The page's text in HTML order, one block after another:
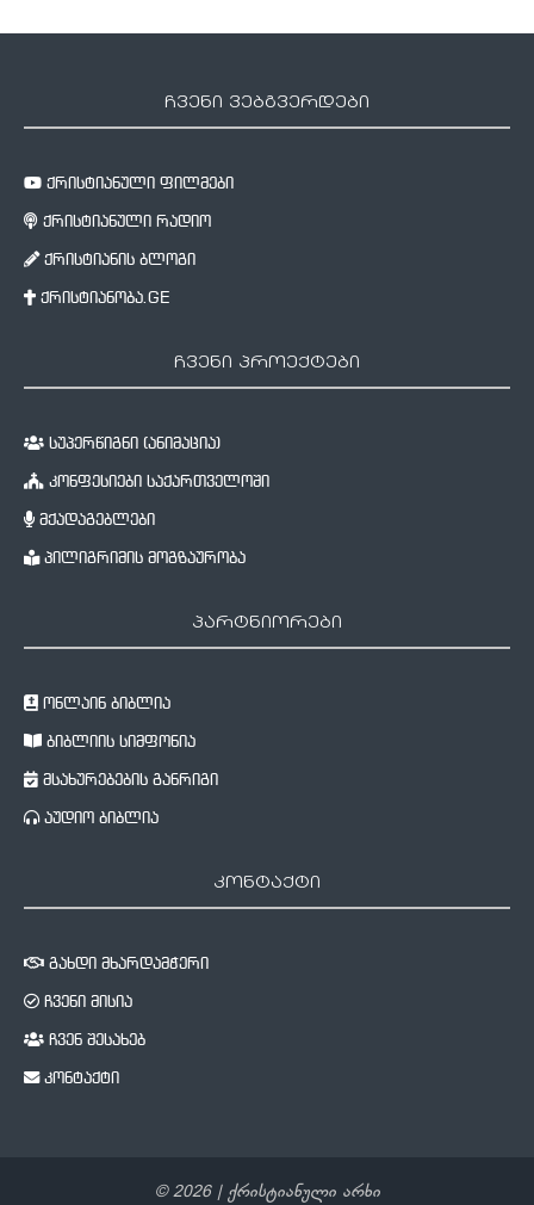
ჩვენი ვებგვერდები
ქრისტიანული ფილმები
ქრისტიანული რადიო
ქრისტიანის ბლოგი
ქრისტიანობა.GE
ჩვენი პროექტები
სუპერწიგნი (ანიმაცია)
კონფესიები საქართველოში
მქადაგებლები
პილიგრიმის მოგზაურობა
პარტნიორები
ონლაინ ბიბლია
ბიბლიის სიმფონია
მსახურებების განრიგი
აუდიო ბიბლია
კონტაქტი
გახდი მხარდამჭერი
ჩვენი მისია
ჩვენ შესახებ
კონტაქტი
©2026| ქრისტიანული არხი